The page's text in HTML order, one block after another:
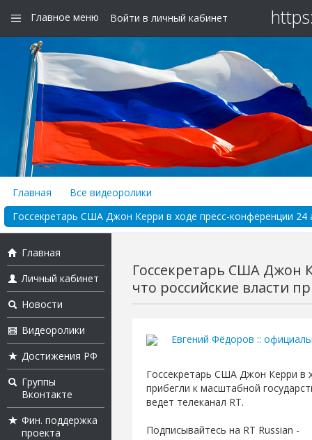
Главное меню Войти в личный кабинет
Главная
Все видеоролики
Госсекретарь США Джон Керри в ходе пресс-конференции 24
Главная
Личный кабинет
Новости
Видеоролики
Достижения РФ
Группы
Вконтакте
Фин. поддержка
проекта
Госсекретарь США Джон
что российские власти
Евгений Фёдоров ::
Госсекретарь США Джон Керри в
прибегли к масштабной
ведет телеканал RT.
Подписывайтесь на RT Russian -